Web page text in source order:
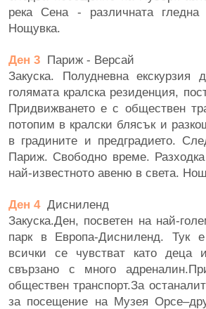
река Сена - различната
Нощувка.
Ден 3 Париж - Версай
Закуска. Полудневна
голямата кралска резиденция,
Придвижването е с обществен
потопим в кралски блясък и
в градините и предградието.
Париж. Свободно време.
най-известното авеню в света.
Ден 4 Дисниленд
Закуска.Ден, посветен на най-
парк в Европа-Дисниленд. Тук
всички се чувстват като деца
свързано с много
обществен транспорт.За
за посещение на Музeя